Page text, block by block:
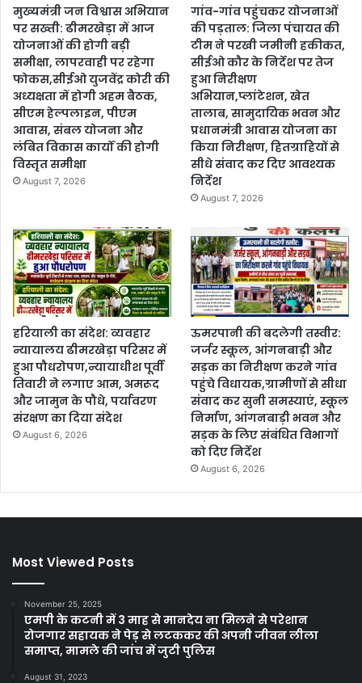
मुख्यमंत्री जन विश्वास अभियान
पर सख्ती: ढीमरखेड़ा में आज
योजनाओं की होगी बड़ी
समीक्षा, लापरवाही पर रहेगा
फोकस,सीईओ युजवेंद्र कोरी की
अध्यक्षता में होगी अहम बैठक,
सीएम हेल्पलाइन, पीएम
आवास, संबल योजना और
लंबित विकास कार्यों की होगी
विस्तृत समीक्षा
August 7, 2026
गांव-गांव पहुंचकर योजनाओं
की पड़ताल: जिला पंचायत की
टीम ने परखी जमीनी हकीकत,
सीईओ कौर के निर्देश पर तेज
हुआ निरीक्षण
अभियान,प्लांटेशन, खेत
तालाब, सामुदायिक भवन और
प्रधानमंत्री आवास योजना का
किया निरीक्षण, हितग्राहियों से
सीधे संवाद कर दिए आवश्यक
निर्देश
August 7, 2026
हरियाली का संदेश: व्यवहार
न्यायालय ढीमरखेड़ा परिसर में
हुआ पौधरोपण,न्यायाधीश पूर्वी
तिवारी ने लगाए आम, अमरूद
और जामुन के पौधे, पर्यावरण
संरक्षण का दिया संदेश
August 6, 2026
ऊमरपानी की बदलेगी तस्वीर:
जर्जर स्कूल, आंगनबाड़ी और
सड़क का निरीक्षण करने गांव
पहुंचे विधायक,ग्रामीणों से सीधा
संवाद कर सुनी समस्याएं, स्कूल
निर्माण, आंगनबाड़ी भवन और
सड़क के लिए संबंधित विभागों
को दिए निर्देश
August 6, 2026
Most Viewed Posts
November 25, 2025
एमपी के कटनी में 3 माह से मानदेय ना मिलने से परेशान
रोजगार सहायक ने पेड़ से लटककर की अपनी जीवन लीला
समाप्त, मामले की जांच में जुटी पुलिस
August 31, 2023